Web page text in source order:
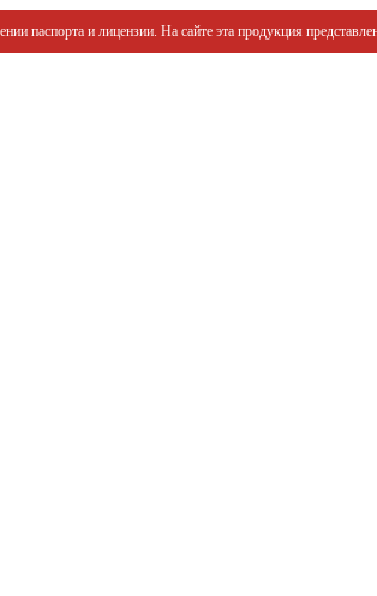
паспорта и лицензии. На сайте эта продукция